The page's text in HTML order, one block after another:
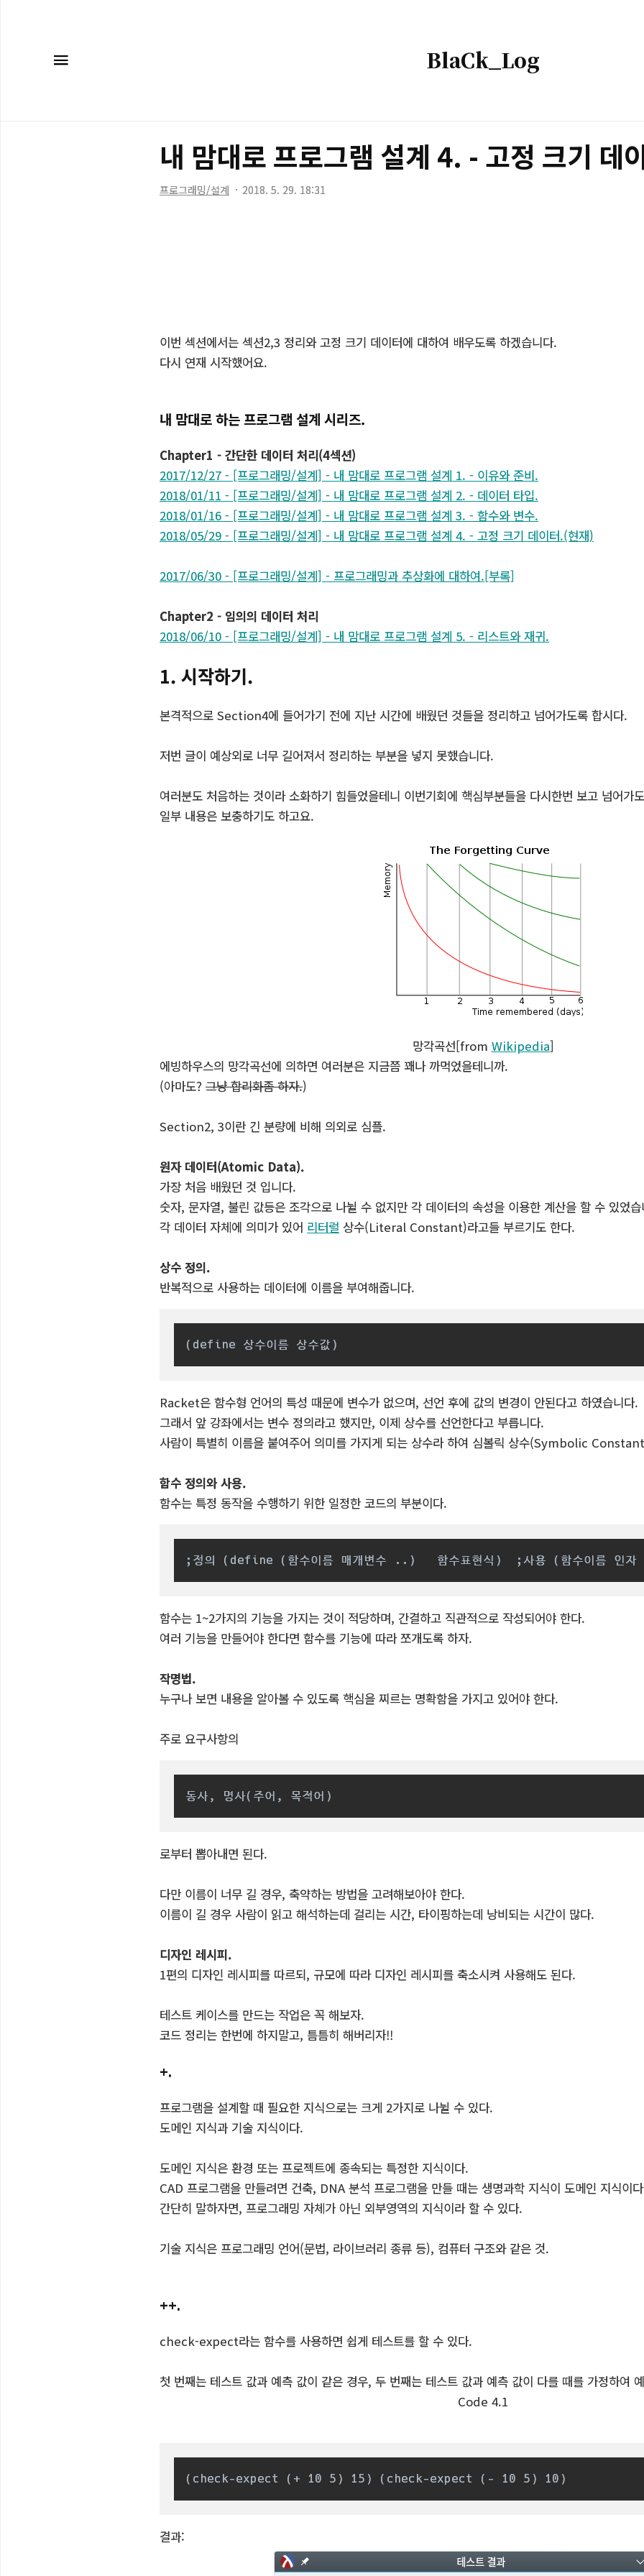
BlaCk_Log
BlaCk_Log
내 맘대로 프로그램 설계 4. - 고정 크기 데
프로그래밍/설계 2018. 5. 29. 18:31
이번 섹션에서는 섹션2,3 정리와 고정 크기 데이터에 대하여 배우도록 하겠습니다.
다시 연재 시작했어요.
내 맘대로 하는 프로그램 설계 시리즈.
Chapter1 - 간단한 데이터 처리(4섹션)
2017/12/27 - [프로그래밍/설계] - 내 맘대로 프로그램 설계 1. - 이유와 준비.
2018/01/11 - [프로그래밍/설계] - 내 맘대로 프로그램 설계 2. - 데이터 타입.
2018/01/16 - [프로그래밍/설계] - 내 맘대로 프로그램 설계 3. - 함수와 변수.
2018/05/29 - [프로그래밍/설계] - 내 맘대로 프로그램 설계 4. - 고정 크기 데이터.(현재)
2017/06/30 - [프로그래밍/설계] - 프로그래밍과 추상화에 대하여.[부록]
Chapter2 - 임의의 데이터 처리
2018/06/10 - [프로그래밍/설계] - 내 맘대로 프로그램 설계 5. - 리스트와 재귀.
1. 시작하기.
본격적으로 Section4에 들어가기 전에 지난 시간에 배웠던 것들을 정리하고 넘어가도록 합시다.
저번 글이 예상외로 너무 길어져서 정리하는 부분을 넣지 못했습니다.
여러분도 처음하는 것이라 소화하기 힘들었을테니 이번기회에 핵심부분들을 다시한번 보고 넘어가
일부 내용은 보충하기도 하고요.
망각곡선[from Wikipedia]
에빙하우스의 망각곡선에 의하면 여러분은 지금쯤 꽤나 까먹었을테니까.
(아마도? 그냥 합리화좀 하자.)
Section2, 3이란 긴 분량에 비해 의외로 심플.
원자 데이터(Atomic Data).
가장 처음 배웠던 것 입니다.
숫자, 문자열, 불린 값등은 조각으로 나뉠 수 없지만 각 데이터의 속성을 이용한 계산을 할 수 있었
각 데이터 자체에 의미가 있어 리터럴 상수(Literal Constant)라고들 부르기도 한다.
상수 정의.
반복적으로 사용하는 데이터에 이름을 부여해줍니다.
(define 상수이름 상수값)
Racket은 함수형 언어의 특성 때문에 변수가 없으며, 선언 후에 값의 변경이 안된다고 하였습니다.
그래서 앞 강좌에서는 변수 정의라고 했지만, 이제 상수를 선언한다고 부릅니다.
사람이 특별히 이름을 붙여주어 의미를 가지게 되는 상수라 하여 심볼릭 상수(Symbolic
함수 정의와 사용.
함수는 특정 동작을 수행하기 위한 일정한 코드의 부분이다.
;정의 (define (함수이름 매개변수 ..)   함수표현식)  ;사용 (함수이름 인
함수는 1~2가지의 기능을 가지는 것이 적당하며, 간결하고 직관적으로 작성되어야 한다.
여러 기능을 만들어야 한다면 함수를 기능에 따라 쪼개도록 하자.
작명법.
누구나 보면 내용을 알아볼 수 있도록 핵심을 찌르는 명확함을 가지고 있어야 한다.
주로 요구사항의
동사, 명사(주어, 목적어)
로부터 뽑아내면 된다.
다만 이름이 너무 길 경우, 축약하는 방법을 고려해보아야 한다.
이름이 길 경우 사람이 읽고 해석하는데 걸리는 시간, 타이핑하는데 낭비되는 시간이 많다.
디자인 레시피.
1편의 디자인 레시피를 따르되, 규모에 따라 디자인 레시피를 축소시켜 사용해도 된다.
테스트 케이스를 만드는 작업은 꼭 해보자.
코드 정리는 한번에 하지말고, 틈틈히 해버리자!!
+.
프로그램을 설계할 때 필요한 지식으로는 크게 2가지로 나뉠 수 있다.
도메인 지식과 기술 지식이다.
도메인 지식은 환경 또는 프로젝트에 종속되는 특정한 지식이다.
CAD 프로그램을 만들려면 건축, DNA 분석 프로그램을 만들 때는 생명과학 지식이 도메인 지식이
간단히 말하자면, 프로그래밍 자체가 아닌 외부영역의 지식이라 할 수 있다.
기술 지식은 프로그래밍 언어(문법, 라이브러리 종류 등), 컴퓨터 구조와 같은 것.
++.
check-expect라는 함수를 사용하면 쉽게 테스트를 할 수 있다.
첫 번째는 테스트 값과 예측 값이 같은 경우, 두 번째는 테스트 값과 예측 값이 다를 때를 가정하여
Code 4.1
(check-expect (+ 10 5) 15) (check-expect (- 10 5) 10)
결과: